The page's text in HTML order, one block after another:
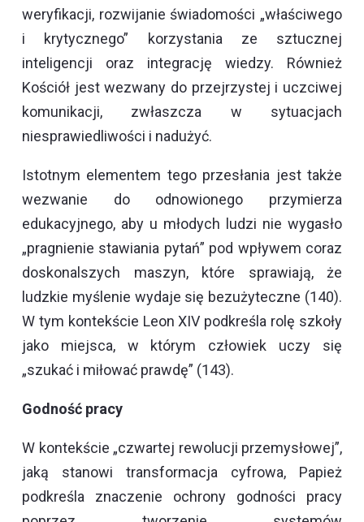
weryfikacji, rozwijanie świadomości „właściwego
i krytycznego” korzystania ze sztucznej
inteligencji oraz integrację wiedzy. Również
Kościół jest wezwany do przejrzystej i uczciwej
komunikacji, zwłaszcza w sytuacjach
niesprawiedliwości i nadużyć.
Istotnym elementem tego przesłania jest także
wezwanie do odnowionego przymierza
edukacyjnego, aby u młodych ludzi nie wygasło
„pragnienie stawiania pytań” pod wpływem coraz
doskonalszych maszyn, które sprawiają, że
ludzkie myślenie wydaje się bezużyteczne (140).
W tym kontekście Leon XIV podkreśla rolę szkoły
jako miejsca, w którym człowiek uczy się
„szukać i miłować prawdę” (143).
Godność pracy
W kontekście „czwartej rewolucji przemysłowej”,
jaką stanowi transformacja cyfrowa, Papież
podkreśla znaczenie ochrony godności pracy